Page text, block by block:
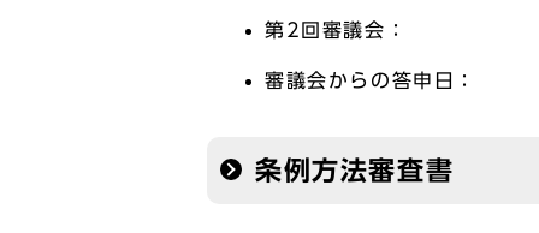
第2回審議会：
審議会からの答申日：
条例方法審査書